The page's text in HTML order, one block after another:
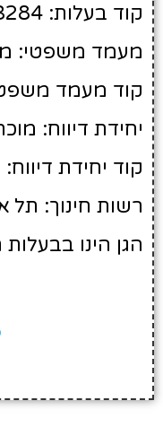
קוד בעלות: 2413284
מעמד משפטי:
קוד מעמד
יחידת דיווח:
קוד יחידת דיווח: 15
רשות חינוך: תל
הגן הינו בבעלות